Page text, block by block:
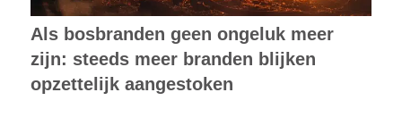
Als bosbranden geen ongeluk meer
zijn: steeds meer branden blijken
opzettelijk aangestoken